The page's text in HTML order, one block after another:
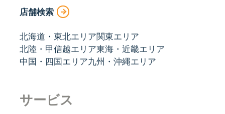
店舗検索
北海道・東北エリア関東エリア
北陸・甲信越エリア東海・近畿エリア
中国・四国エリア九州・沖縄エリア
サービス